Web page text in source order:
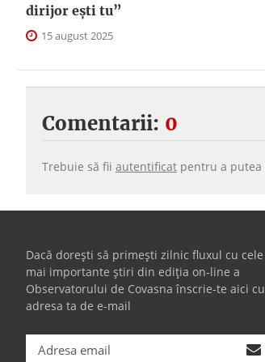
dirijor ești tu”
15 august 2025
Comentarii: 0
Trebuie să fii autentificat pentru a putea
Dacă dorești să primești zilnic fluxul cu cele
mai importante știri din ediția on-line a
Observatorului de Covasna înscrie-te aici cu
adresa ta de e-mail